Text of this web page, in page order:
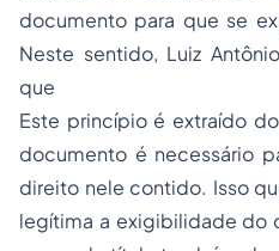
documento para que se
Neste sentido, Luiz
que
Este princípio é extraído
documento é necessário
direito nele contido. Isso
legítima a exigibilidade do